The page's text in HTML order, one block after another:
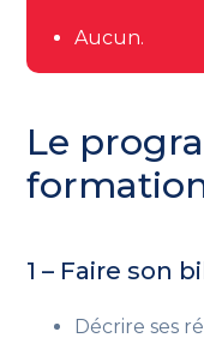
Aucun.
Le
1 – Faire son
Décrire ses